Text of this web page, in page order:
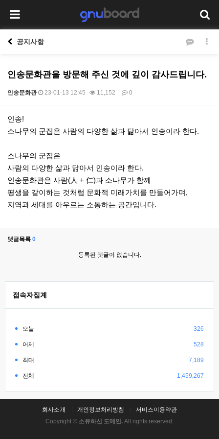
공지사항
인송문화관을 방문해 주신 것에 깊이 감사드립니다.
인송문화관 23-01-13 12:45 11,152 0
본문
인송!
소나무의 군집은 사람의 다양한 삶과 닮아서 인송이라 한다.
소나무의 군집은
사람의 다양한 삶과 닮아서 인송이라 한다.
인송문화관은 사람(人 + 仁)과 소나무가 함께
평생을 같이하는 것처럼 문화적 미래가치를 만들어가며,
지역과 세대를 아우르는 소통하는 공간입니다.
댓글목록 0
등록된 댓글이 없습니다.
접속자집계
오늘 326
어제 528
최대 7,189
전체 1,459,267
회사소개 개인정보처리방침
서비스이용약관
Copyright © 소유하신 도메인. All rights reserved.